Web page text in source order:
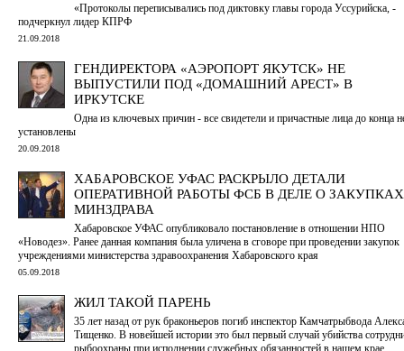
«Протоколы переписывались под диктовку главы города Уссурийска, -
подчеркнул лидер КПРФ
21.09.2018
ГЕНДИРЕКТОРА «АЭРОПОРТ ЯКУТСК» НЕ
ВЫПУСТИЛИ ПОД «ДОМАШНИЙ АРЕСТ» В
ИРКУТСКЕ
Одна из ключевых причин - все свидетели и причастные лица до конца
установлены
20.09.2018
ХАБАРОВСКОЕ УФАС РАСКРЫЛО ДЕТАЛИ
ОПЕРАТИВНОЙ РАБОТЫ ФСБ В ДЕЛЕ О ЗАКУПКАХ
МИНЗДРАВА
Хабаровское УФАС опубликовало постановление в отношении НПО
«Новодез». Ранее данная компания была уличена в сговоре при проведении закупок
учреждениями министерства здравоохранения Хабаровского края
05.09.2018
ЖИЛ ТАКОЙ ПАРЕНЬ
35 лет назад от рук браконьеров погиб инспектор Камчатрыбвода
Тищенко. В новейшей истории это был первый случай убийства
рыбоохраны при исполнении служебных обязанностей в нашем крае.